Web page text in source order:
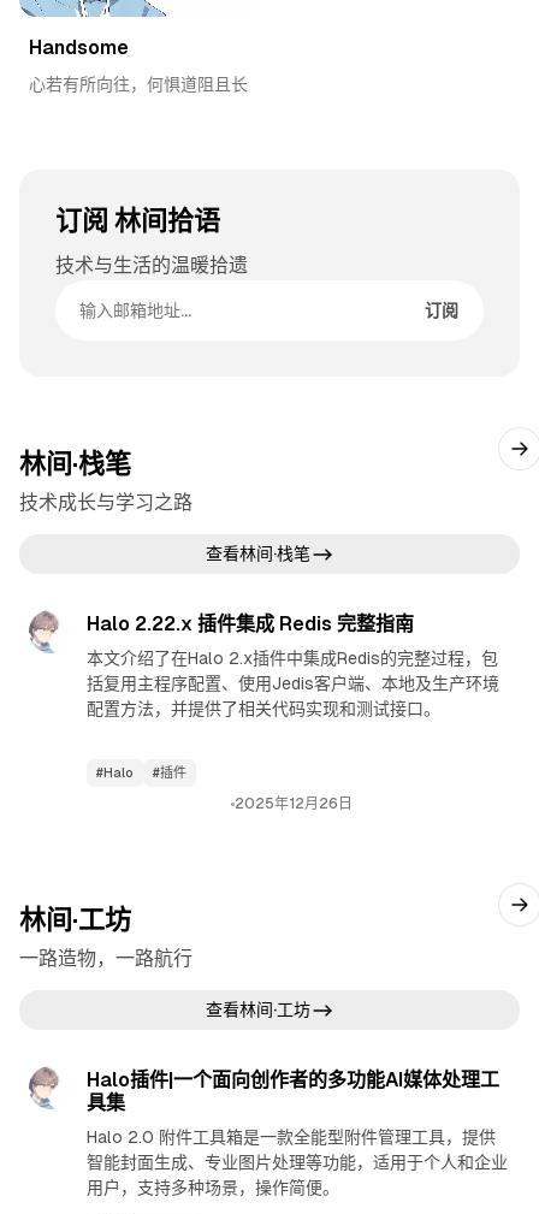
Handsome
心若有所向往，何惧道阻且长
订阅 林间拾语
技术与生活的温暖拾遗
订阅
林间·栈笔
技术成长与学习之路
查看林间·栈笔
Halo 2.22.x 插件集成 Redis 完整指南
本文介绍了在Halo 2.x插件中集成Redis的完整过程，包
括复用主程序配置、使用Jedis客户端、本地及生产环境
配置方法，并提供了相关代码实现和测试接口。
#Halo #插件
2025年12月26日
林间·工坊
一路造物，一路航行
查看林间·工坊
Halo插件|一个面向创作者的多功能AI媒体处理工
具集
Halo 2.0 附件工具箱是一款全能型附件管理工具，提供
智能封面生成、专业图片处理等功能，适用于个人和企业
用户，支持多种场景，操作简便。